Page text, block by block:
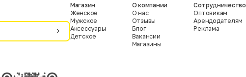
Магазин
Женское
Мужское
Аксессуары
Детское
О компании
О нас
Отзывы
Блог
Вакансии
Магазины
Сотрудничество
Оптовикам
Арендодателям
Реклама